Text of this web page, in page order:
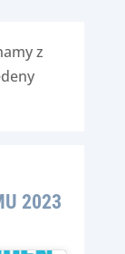
z
2023